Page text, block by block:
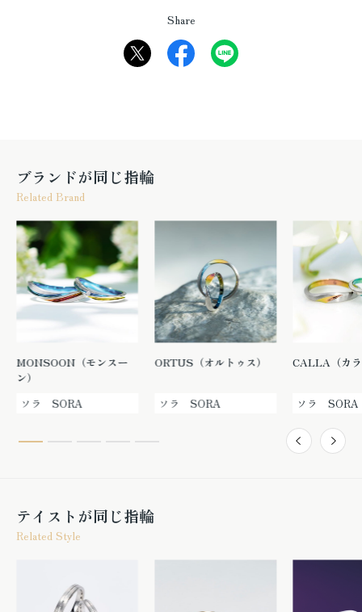
Share
ブランドが同じ指輪
Related Brand
MONSOON（モンスー
ン）
ソラ SORA
ORTUS（オルトゥス）
ソラ SORA
CALLA（カ
ソラ SORA
テイストが同じ指輪
Related Style